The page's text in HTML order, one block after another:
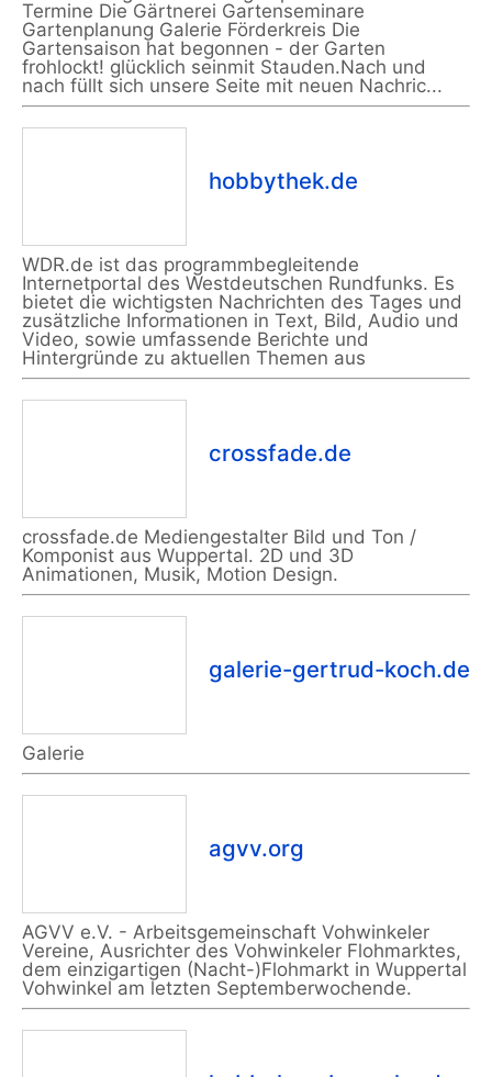
Termine Die Gärtnerei Gartenseminare
Gartenplanung Galerie Förderkreis Die
Gartensaison hat begonnen - der Garten
frohlockt! glücklich seinmit Stauden.Nach und
nach füllt sich unsere Seite mit neuen Nachric...
hobbythek.de
WDR.de ist das programmbegleitende
Internetportal des Westdeutschen Rundfunks. Es
bietet die wichtigsten Nachrichten des Tages und
zusätzliche Informationen in Text, Bild, Audio und
Video, sowie umfassende Berichte und
Hintergründe zu aktuellen Themen aus
crossfade.de
crossfade.de Mediengestalter Bild und Ton /
Komponist aus Wuppertal. 2D und 3D
Animationen, Musik, Motion Design.
galerie-gertrud-koch.de
Galerie
agvv.org
AGVV e.V. - Arbeitsgemeinschaft Vohwinkeler
Vereine, Ausrichter des Vohwinkeler Flohmarktes,
dem einzigartigen (Nacht-)Flohmarkt in Wuppertal
Vohwinkel am letzten Septemberwochende.